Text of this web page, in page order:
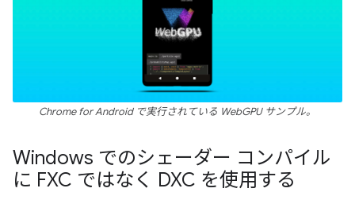
Chrome for Android で実行されている WebGPU サンプル。
Windows でのシェーダー コンパイル
に FXC ではなく DXC を使用する